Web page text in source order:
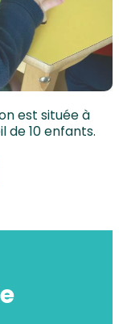
est située à
de 10 enfants.